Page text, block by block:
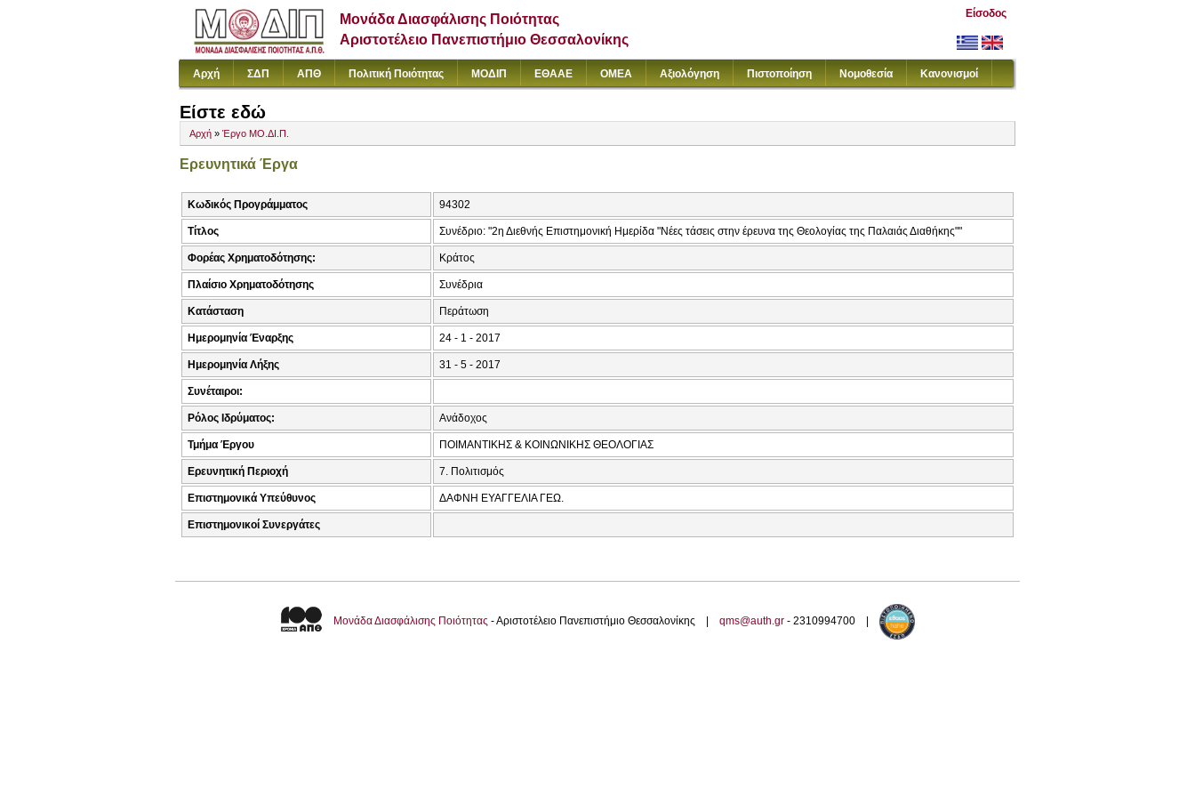
Μονάδα Διασφάλισης Ποιότητας
Αριστοτέλειο Πανεπιστήμιο Θεσσαλονίκης
Είσοδος
Αρχή ΣΔΠ ΑΠΘ Πολιτική Ποιότητας ΜΟΔΙΠ ΕΘΑΑΕ ΟΜΕΑ Αξιολόγηση Πιστοποίηση Νομοθεσία Κανονισμοί
Είστε εδώ
Αρχή » Έργο ΜΟ.ΔΙ.Π.
Ερευνητικά Έργα
Κωδικός Προγράμματος 94302
Τίτλος Συνέδριο: "2η Διεθνής Επιστημονική Ημερίδα "Νέες τάσεις στην έρευνα της Θεολογίας της Παλαιάς Διαθήκης""
Φορέας Χρηματοδότησης: Κράτος
Πλαίσιο Χρηματοδότησης Συνέδρια
Κατάσταση Περάτωση
Ημερομηνία Έναρξης 24 - 1 - 2017
Ημερομηνία Λήξης 31 - 5 - 2017
Συνέταιροι:
Ρόλος Ιδρύματος: Ανάδοχος
Τμήμα Έργου ΠΟΙΜΑΝΤΙΚΗΣ & ΚΟΙΝΩΝΙΚΗΣ ΘΕΟΛΟΓΙΑΣ
Ερευνητική Περιοχή 7. Πολιτισμός
Επιστημονικά Υπεύθυνος ΔΑΦΝΗ ΕΥΑΓΓΕΛΙΑ ΓΕΩ.
Επιστημονικοί Συνεργάτες
Μονάδα Διασφάλισης Ποιότητας - Αριστοτέλειο Πανεπιστήμιο Θεσσαλονίκης | qms@auth.gr - 2310994700 |